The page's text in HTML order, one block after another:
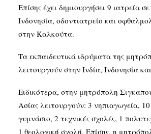
Επίσης έχει δημιουργήσει 9 ιατρεία σε
Ινδονησία, οδοντιατρείο και
στην Καλκούτα.
Τα εκπαιδευτικά ιδρύματα της
λειτουργούν στην Ινδία, Ινδονησία
Ειδικότερα, στην μητρόπολη
Ασίας λειτουργούν: 3 νηπιαγωγεία,
γυμνάσιο, 2 τεχνικές σχολές, 1
1 θεολογική σχολή. Επίσης, η